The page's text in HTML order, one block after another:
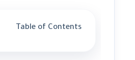
Table of Contents